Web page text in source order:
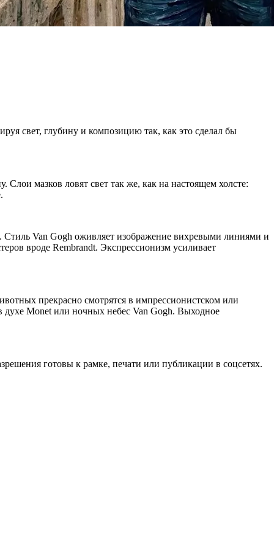
свет, глубину и композицию так, как это сделал бы
Слои мазков ловят свет так же, как на настоящем холсте:
Van Gogh оживляет изображение вихревыми линиями и
вроде Rembrandt. Экспрессионизм усиливает
прекрасно смотрятся в импрессионистском или
Monet или ночных небес Van Gogh. Выходное
готовы к рамке, печати или публикации в соцсетях.